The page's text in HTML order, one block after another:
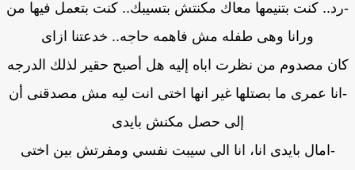
كنت بتنيمها معاك مكنتش بتسيبك.. كنت بتعمل فيها من
ورانا وهى طفله مش فاهمه حاجه.. خدعتنا ازاى
مصدوم من نظرت اباه إليه هل أصبح حقير لذلك الدرجه
عمرى ما بصتلها غير انها اختى انت ليه مش مصدقنى أن
إلى حصل مكنش بايدى
-امال بايدى انا، انا الى سيبت نفسي ومفرتش بين اختى